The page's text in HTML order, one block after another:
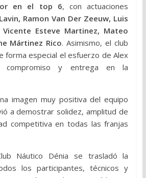
en el top 6, con actuaciones
Ramon Van Der Zeeuw, Luis
Vicente Esteve Martinez, Mateo
Mártinez Rico. Asimismo, el club
forma especial el esfuerzo de Alex
compromiso y entrega en la
imagen muy positiva del equipo
a demostrar solidez, amplitud de
competitiva en todas las franjas
Náutico Dénia se trasladó la
los participantes, técnicos y